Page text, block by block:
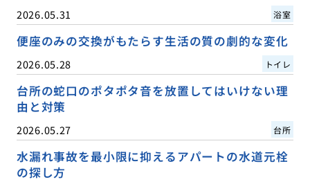
2026.05.31 浴室
便座のみの交換がもたらす生活の質の劇的な変化
2026.05.28 トイレ
台所の蛇口のポタポタ音を放置してはいけない理
由と対策
2026.05.27 台所
水漏れ事故を最小限に抑えるアパートの水道元栓
の探し方